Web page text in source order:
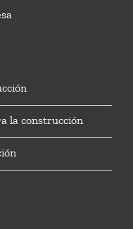
la construcción